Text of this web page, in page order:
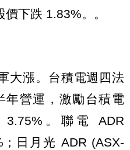
下跌 1.83%。。
大漲。台積電週四法
年營運，激勵台積電
3.75%。聯電 ADR
日月光 ADR (ASX-